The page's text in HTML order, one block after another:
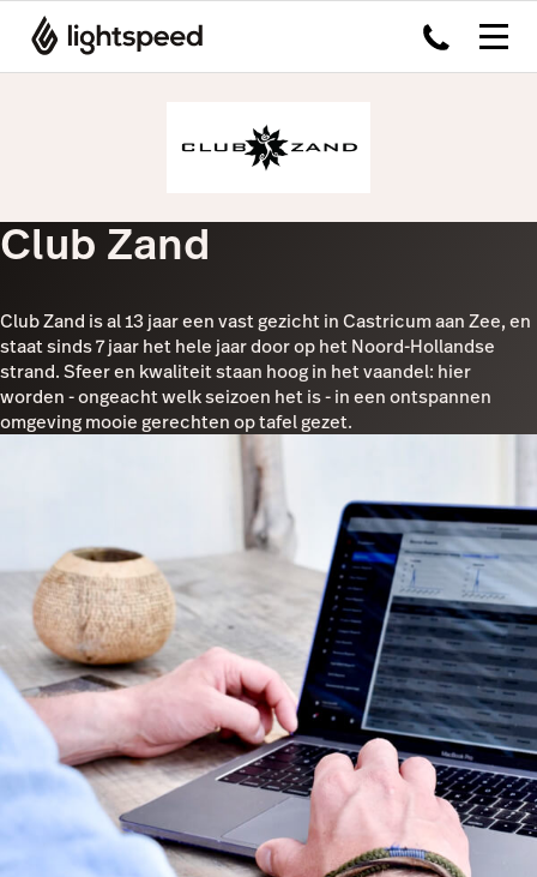
Club Zand
Club Zand is al 13 jaar een vast gezicht in Castricum aan Zee, en
staat sinds 7 jaar het hele jaar door op het Noord-Hollandse
strand. Sfeer en kwaliteit staan hoog in het vaandel: hier
worden - ongeacht welk seizoen het is - in een ontspannen
omgeving mooie gerechten op tafel gezet.